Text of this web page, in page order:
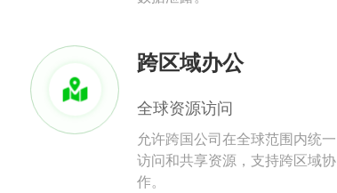
跨区域办公
全球资源访问
允许跨国公司在全球范围内统一
访问和共享资源，支持跨区域协
作。